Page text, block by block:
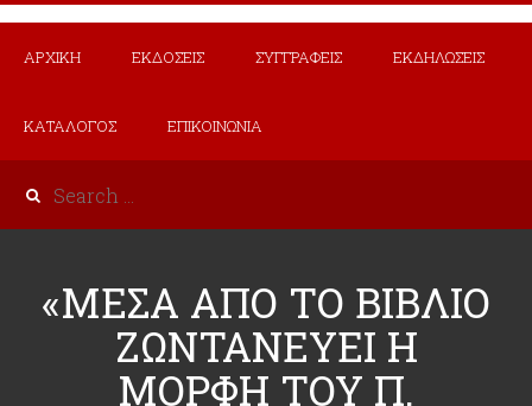
ΑΡΧΙΚΗ ΕΚΔΟΣΕΙΣ ΣΥΓΓΡΑΦΕΙΣ ΕΚΔΗΛΩΣΕΙΣ
ΚΑΤΑΛΟΓΟΣ ΕΠΙΚΟΙΝΩΝΙΑ
«ΜΕΣΑ ΑΠΟ ΤΟ ΒΙΒΛΙΟ
ΖΩΝΤΑΝΕΥΕΙ Η
ΜΟΡΦΗ ΤΟΥ Π.